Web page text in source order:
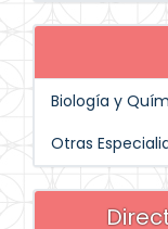
Biología y
Otras